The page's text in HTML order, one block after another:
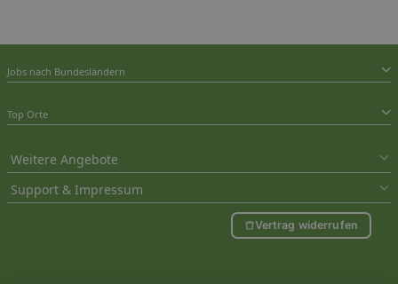
Jobs nach Bundesländern
Top Orte
Weitere Angebote
Support & Impressum
Vertrag widerrufen